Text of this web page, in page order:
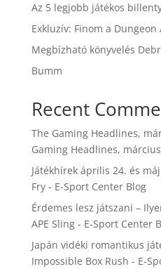
Az 5 legjobb játékos
Exkluzív: Finom a
Megbízható könyvelés
Bumm
Recent
The Gaming Headlines,
Gaming Headlines,
Játékhírek április 24. és
Fry - E-Sport Center Blog
Érdemes lesz játszani –
APE Sling - E-Sport Center
Japán vidéki romantikus
Impossible Box Rush - E-